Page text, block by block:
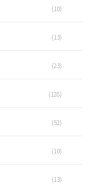
(10)
(13)
(23)
(128)
(52)
(10)
(13)